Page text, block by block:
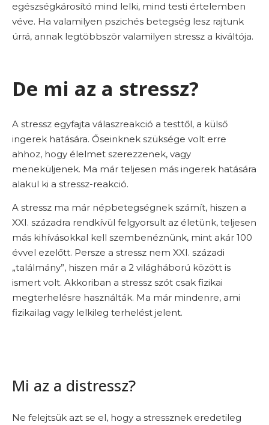
egészségkárosító mind lelki, mind testi értelemben
véve. Ha valamilyen pszichés betegség lesz rajtunk
úrrá, annak legtöbbször valamilyen stressz a kiváltója.
De mi az a stressz?
A stressz egyfajta válaszreakció a testtől, a külső
ingerek hatására. Őseinknek szüksége volt erre
ahhoz, hogy élelmet szerezzenek, vagy
meneküljenek. Ma már teljesen más ingerek hatására
alakul ki a stressz-reakció.
A stressz ma már népbetegségnek számít, hiszen a
XXI. századra rendkívül felgyorsult az életünk, teljesen
más kihívásokkal kell szembenéznünk, mint akár 100
évvel ezelőtt. Persze a stressz nem XXI. századi
„találmány”, hiszen már a 2 világháború között is
ismert volt. Akkoriban a stressz szót csak fizikai
megterhelésre használták. Ma már mindenre, ami
fizikailag vagy lelkileg terhelést jelent.
Mi az a distressz?
Ne felejtsük azt se el, hogy a stressznek eredetileg